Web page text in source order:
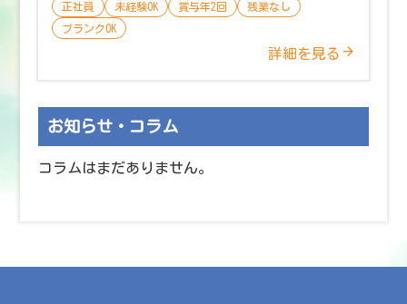
正社員 未経験OK 賞与年2回
残業なし
ブランクOK
詳細を見る
お知らせ・コラム
コラムはまだありません。